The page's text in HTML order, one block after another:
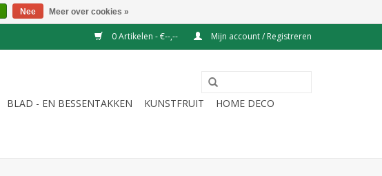
0 Artikelen - €--,-- Mijn account / Registreren
BLAD - EN BESSENTAKKEN KUNSTFRUIT
HOME DECO
Nee Meer over cookies »